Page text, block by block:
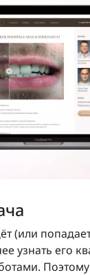
(или
узнать его